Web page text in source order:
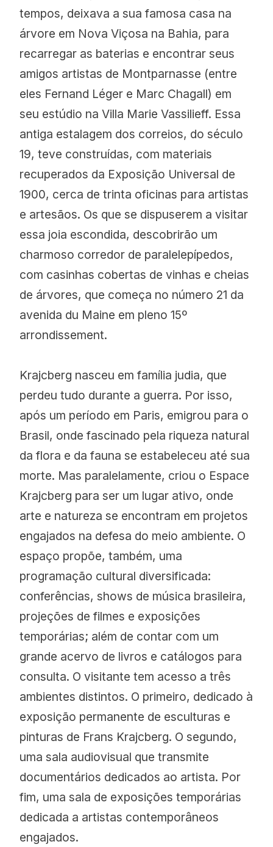
tempos, deixava a sua famosa casa na
árvore em Nova Viçosa na Bahia, para
recarregar as baterias e encontrar seus
amigos artistas de Montparnasse (entre
eles Fernand Léger e Marc Chagall) em
seu estúdio na Villa Marie Vassilieff. Essa
antiga estalagem dos correios, do século
19, teve construídas, com materiais
recuperados da Exposição Universal de
1900, cerca de trinta oficinas para artistas
e artesãos. Os que se dispuserem a visitar
essa joia escondida, descobrirão um
charmoso corredor de paralelepípedos,
com casinhas cobertas de vinhas e cheias
de árvores, que começa no número 21 da
avenida du Maine em pleno 15º
arrondissement.
Krajcberg nasceu em família judia, que
perdeu tudo durante a guerra. Por isso,
após um período em Paris, emigrou para o
Brasil, onde fascinado pela riqueza natural
da flora e da fauna se estabeleceu até sua
morte. Mas paralelamente, criou o Espace
Krajcberg para ser um lugar ativo, onde
arte e natureza se encontram em projetos
engajados na defesa do meio ambiente. O
espaço propõe, também, uma
programação cultural diversificada:
conferências, shows de música brasileira,
projeções de filmes e exposições
temporárias; além de contar com um
grande acervo de livros e catálogos para
consulta. O visitante tem acesso a três
ambientes distintos. O primeiro, dedicado à
exposição permanente de esculturas e
pinturas de Frans Krajcberg. O segundo,
uma sala audiovisual que transmite
documentários dedicados ao artista. Por
fim, uma sala de exposições temporárias
dedicada a artistas contemporâneos
engajados.